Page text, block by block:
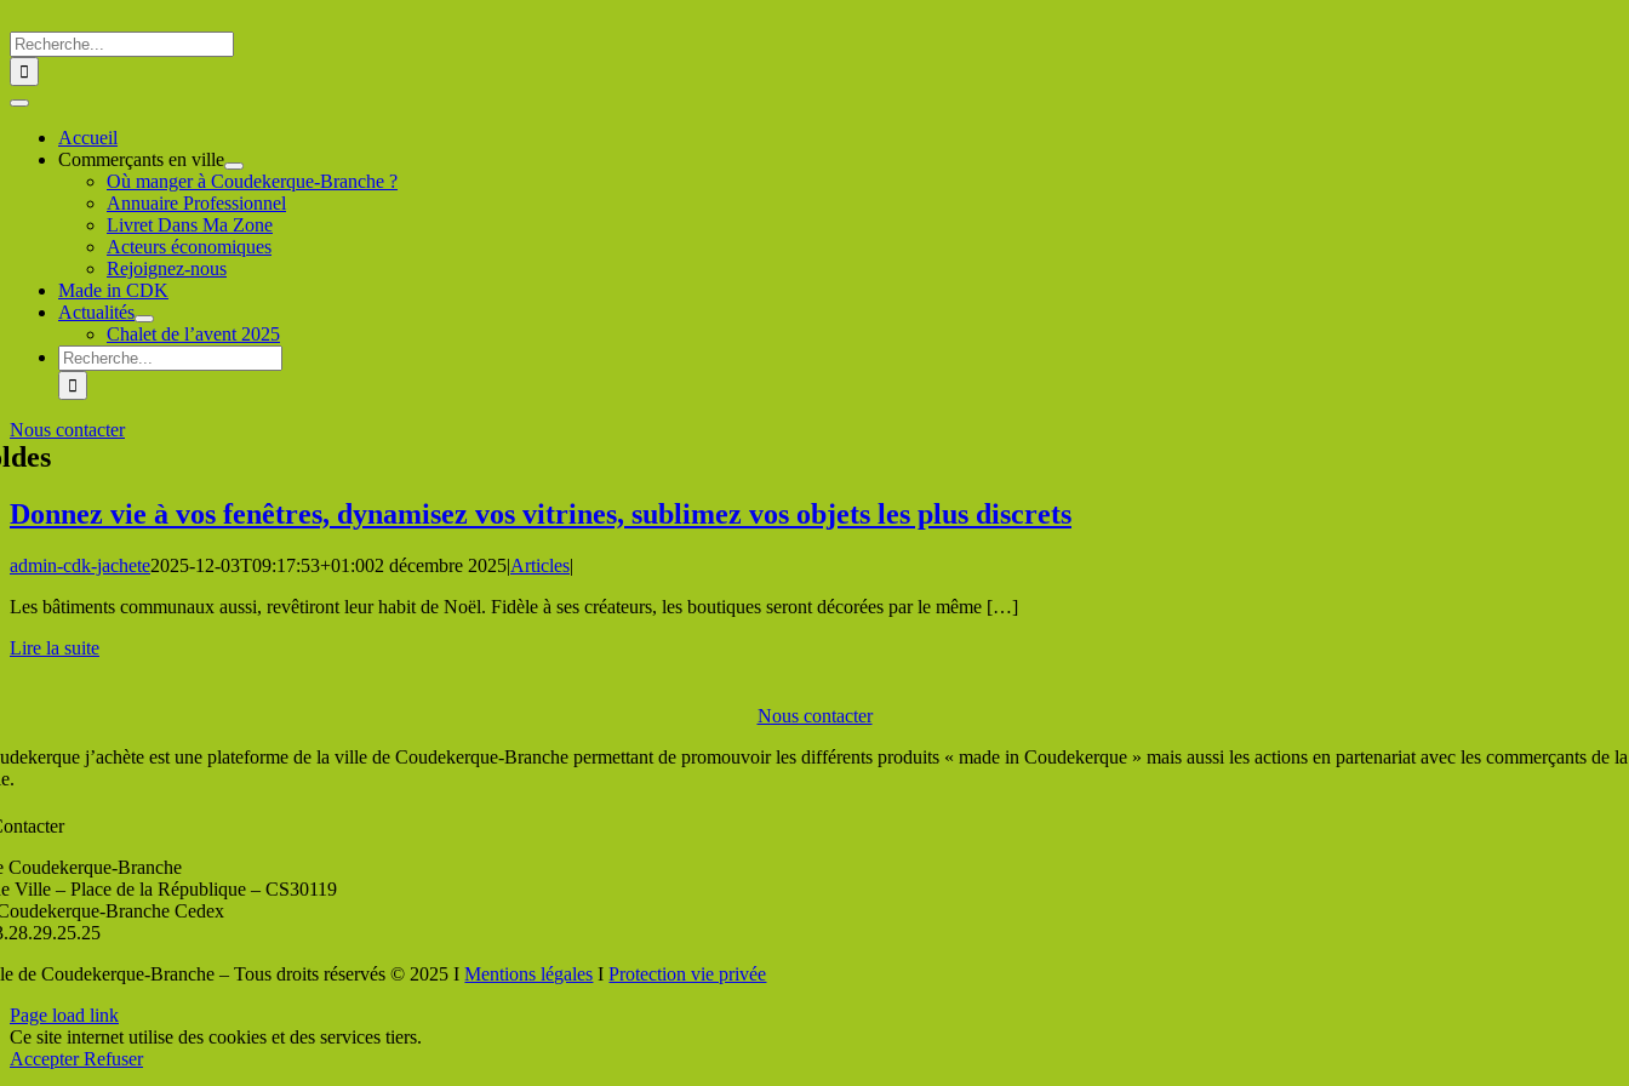
au
contenu
Rechercher
:
Toggle
NavigationAccueil
Commerçants en ville
Où manger à Coudekerque-Branche ?
Annuaire Professionnel
Livret Dans Ma Zone
Acteurs économiques
Rejoignez-nous
Made in CDK
Actualités
Chalet de l’avent 2025
Rechercher
:
Nous contacter
Donnez vie à vos fenêtres, dynamisez vos vitrines, sublimez vos objets les plus discrets
admin-cdk-jachete2025-12-03T09:17:53+01:002 décembre 2025|Articles|
Les bâtiments communaux aussi, revêtiront leur habit de Noël. Fidèle à ses créateurs, les boutiques seront décorées par le même […]
Lire la suite
Nous contacter
j’achète est une plateforme de la ville de Coudekerque-Branche permettant de promouvoir les différents produits « made in Coudekerque » mais aussi les actions en partenariat avec les commerçants de la
Coudekerque-Branche
Ville – Place de la République – CS30119
Branche Cedex
de Coudekerque-Branche – Tous droits réservés © 2025 IMentions légales IProtection vie privée
Page load link
Ce site internet utilise des cookies et des services tiers.
AccepterRefuser